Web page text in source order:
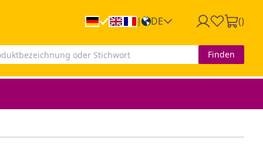
| DE ()
Finden